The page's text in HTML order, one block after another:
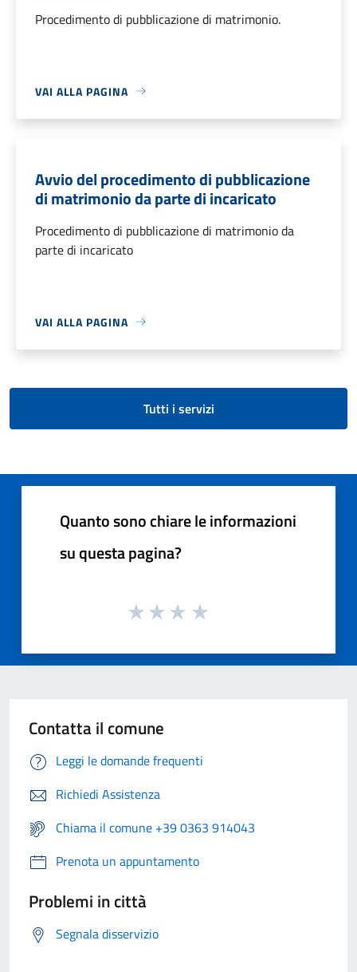
Procedimento di pubblicazione di matrimonio.
VAI ALLA PAGINA
Avvio del procedimento di pubblicazione
di matrimonio da parte di incaricato
Procedimento di pubblicazione di matrimonio da
parte di incaricato
VAI ALLA PAGINA
Tutti i servizi
Quanto sono chiare le informazioni
su questa pagina?
Contatta il comune
Leggi le domande frequenti
Richiedi Assistenza
Chiama il comune +39 0363 914043
Prenota un appuntamento
Problemi in città
Segnala disservizio